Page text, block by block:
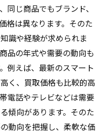
同じ商品でもブランド、
格は異なります。そのた
識や経験が求められま
品の年式や需要の動向も
例えば、最新のスマート
く、買取価格も比較的高
電話やテレビなどは需要
傾向があります。そのた
動向を把握し、柔軟な価